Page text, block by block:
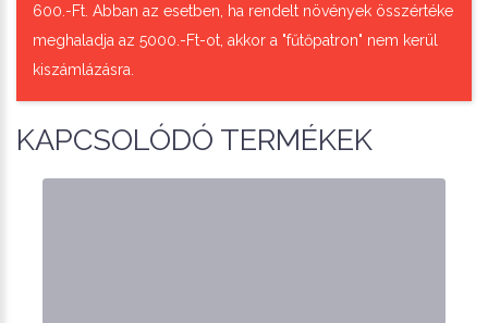
600.-Ft. Abban az esetben, ha rendelt növények összértéke
meghaladja az 5000.-Ft-ot, akkor a "fűtőpatron" nem kerül
kiszámlázásra.
KAPCSOLÓDÓ TERMÉKEK